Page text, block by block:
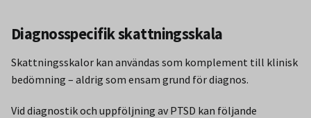
Diagnosspecifik skattningsskala
Skattningsskalor kan användas som komplement till klinisk
bedömning – aldrig som ensam grund för diagnos.
Vid diagnostik och uppföljning av PTSD kan följande